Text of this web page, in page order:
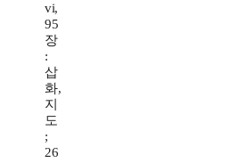
vi,
95
장
:
삽
화,
지
도
;
26